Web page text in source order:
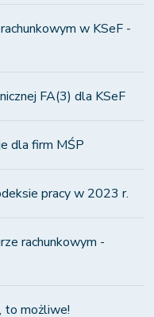
w KSeF -
FA(3) dla KSeF
dla firm MŚP
pracy w 2023 r.
rachunkowym -
to możliwe!